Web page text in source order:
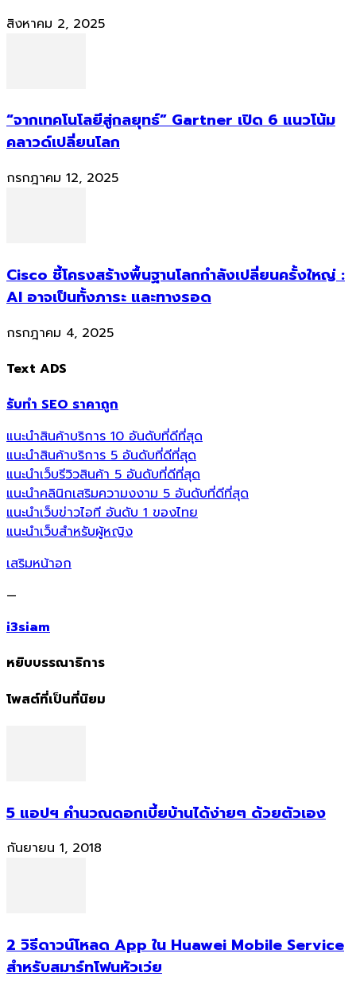
สิงหาคม 2, 2025
“จากเทคโนโลยีสู่กลยุทธ์” Gartner เปิด 6 แนวโน้ม
คลาวด์เปลี่ยนโลก
กรกฎาคม 12, 2025
Cisco ชี้โครงสร้างพื้นฐานโลกกำลังเปลี่ยนครั้งใหญ่ :
AI อาจเป็นทั้งภาระ และทางรอด
กรกฎาคม 4, 2025
Text ADS
รับทำ SEO ราคาถูก
แนะนำสินค้าบริการ 10 อันดับที่ดีที่สุด
แนะนำสินค้าบริการ 5 อันดับที่ดีที่สุด
แนะนำเว็บรีวิวสินค้า 5 อันดับที่ดีที่สุด
แนะนำคลินิกเสริมความงงาม 5 อันดับที่ดีที่สุด
แนะนำเว็บข่าวไอที อันดับ 1 ของไทย
แนะนำเว็บสำหรับผู้หญิง
เสริมหน้าอก
—
i3siam
หยิบบรรณาธิการ
โพสต์ที่เป็นที่นิยม
5 แอปฯ คำนวณดอกเบี้ยบ้านได้ง่ายๆ ด้วยตัวเอง
กันยายน 1, 2018
2 วิธีดาวน์โหลด App ใน Huawei Mobile Service
สำหรับสมาร์ทโฟนหัวเว่ย